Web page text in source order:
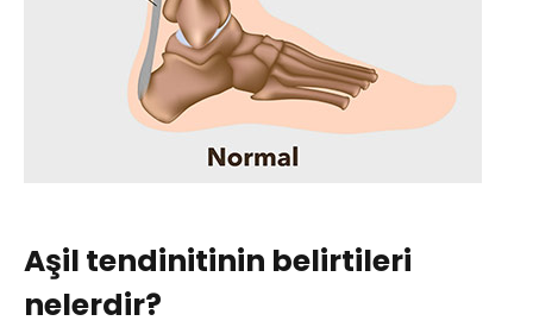
Aşil tendinitinin belirtileri
nelerdir?